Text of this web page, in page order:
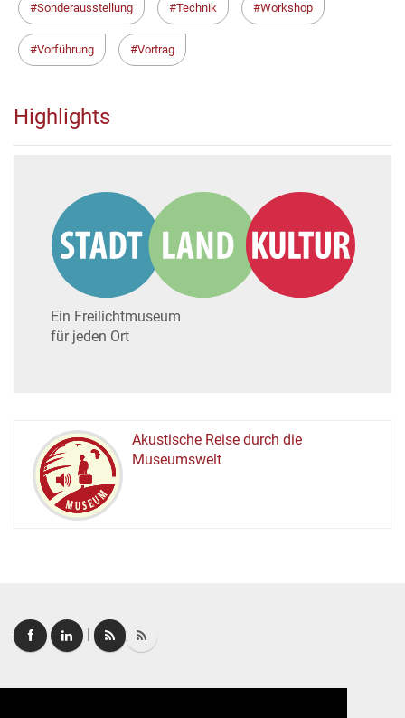
Sonderausstellung Technik Workshop
Vorführung Vortrag
Highlights
Ein Freilichtmuseum
für jeden Ort
MUSEUM
Akustische Reise durch die
Museumswelt